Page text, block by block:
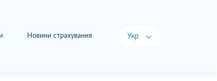
Новини страхування Укр